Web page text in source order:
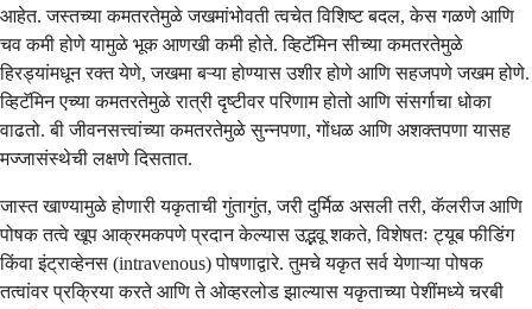
आहेत. जस्तच्या कमतरतेमुळे जखमांभोवती त्वचेत विशिष्ट बदल, केस गळणे आणि
चव कमी होणे यामुळे भूक आणखी कमी होते. व्हिटॅमिन सीच्या कमतरतेमुळे
हिरड्यांमधून रक्त येणे, जखमा बऱ्या होण्यास उशीर होणे आणि सहजपणे जखम होणे.
व्हिटॅमिन एच्या कमतरतेमुळे रात्री दृष्टीवर परिणाम होतो आणि संसर्गाचा धोका
वाढतो. बी जीवनसत्त्वांच्या कमतरतेमुळे सुन्नपणा, गोंधळ आणि अशक्तपणा यासह
मज्जासंस्थेची लक्षणे दिसतात.
जास्त खाण्यामुळे होणारी यकृताची गुंतागुंत, जरी दुर्मिळ असली तरी, कॅलरीज आणि
पोषक तत्वे खूप आक्रमकपणे प्रदान केल्यास उद्भवू शकते, विशेषतः ट्यूब फीडिंग
किंवा इंट्राव्हेनस (intravenous) पोषणाद्वारे. तुमचे यकृत सर्व येणाऱ्या पोषक
तत्वांवर प्रक्रिया करते आणि ते ओव्हरलोड झाल्यास यकृताच्या पेशींमध्ये चरबी